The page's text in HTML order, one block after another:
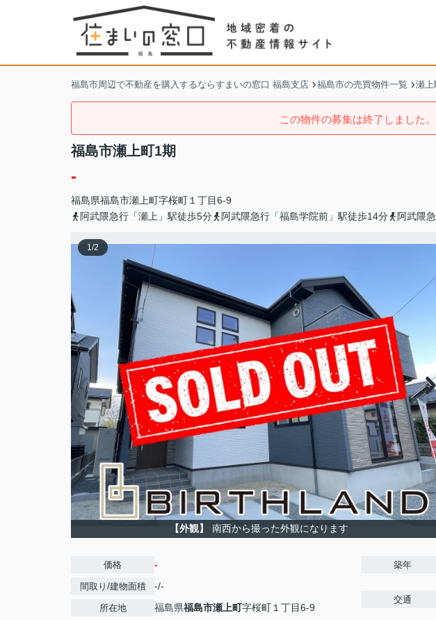
福島市周辺で不動産を購入するならすまいの窓口 福島支店 福島市の売買物件一覧 瀬上
この物件の募集は終了しました。
福島市瀬上町1期
-
福島県福島市瀬上町字桜町１丁目6-9
阿武隈急行「瀬上」駅徒歩5分
阿武隈急行「福島学院前」駅徒歩14分 阿武隈
1/2
【外観】 南西から撮った外観になります
価格 -
間取り/建物面積 -/-
所在地 福島県福島市瀬上町字桜町１丁目6-9
築年
交通